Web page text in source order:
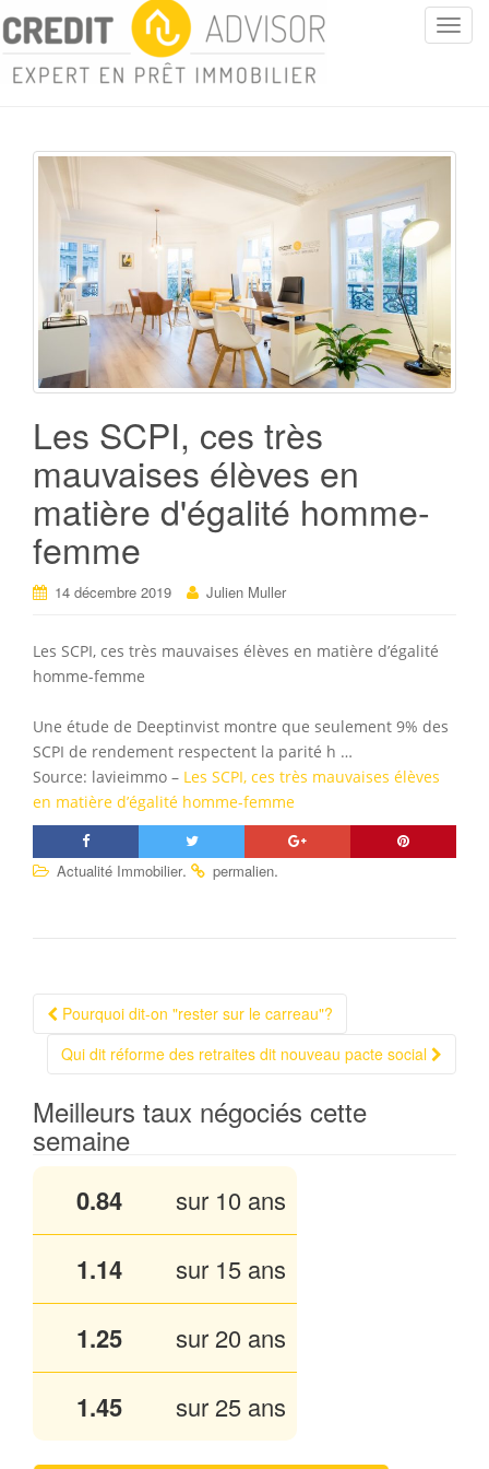
T
e
i
i
o
Les SCPI, ces très
mauvaises élèves en
matière d'égalité homme-
femme
14 décembre 2019 Julien Muller
Les SCPI, ces très mauvaises élèves en matière d’égalité
homme-femme
Une étude de Deeptinvist montre que seulement 9% des
SCPI de rendement respectent la parité h …
Source: lavieimmo – Les SCPI, ces très mauvaises élèves
en matière d’égalité homme-femme
Actualité Immobilier. permalien.
Navigation Article
Pourquoi dit-on "rester sur le carreau"?
Qui dit réforme des retraites dit nouveau pacte social
Meilleurs taux négociés cette
semaine
0.84 sur 10 ans
1.13 sur 15 ans
1.25 sur 20 ans
1.45 sur 25 ans